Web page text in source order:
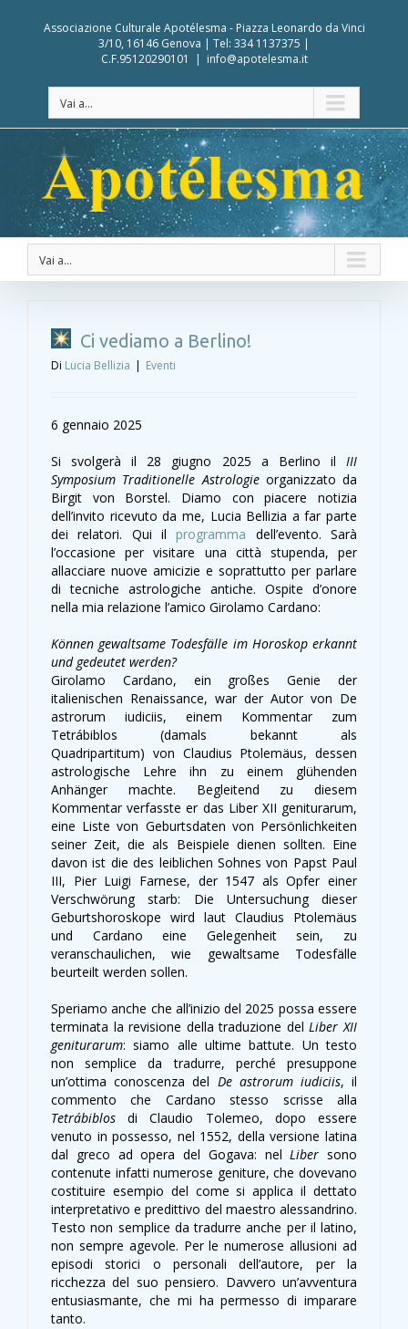
Associazione Culturale Apotélesma - Piazza Leonardo da Vinci
3/10, 16146 Genova | Tel: 334 1137375 |
C.F.95120290101
| info@apotelesma.it
Vai a...
Vai a...
Ci vediamo a Berlino!
Di Lucia Bellizia | Eventi
6 gennaio 2025
Si svolgerà il 28 giugno 2025 a Berlino il III
Symposium Traditionelle Astrologieorganizzato da
Birgit von Borstel. Diamo con piacere notizia
dell’invito ricevuto da me, Lucia Bellizia a far parte
dei relatori. Qui ilprogramma dell’evento. Sarà
l’occasione per visitare una città stupenda, per
allacciare nuove amicizie e soprattutto per parlare
di tecniche astrologiche antiche. Ospite d’onore
nella mia relazione l’amico Girolamo Cardano:
Können gewaltsame Todesfälle im Horoskop erkannt
und gedeutet werden?
Girolamo Cardano, ein großes Genie der
italienischen Renaissance, war der Autor von De
astrorum iudiciis, einem Kommentar zum
Tetrábiblos (damals bekannt als
Quadripartitum) von Claudius Ptolemäus, dessen
astrologische Lehre ihn zu einem glühenden
Anhänger machte. Begleitend zu diesem
Kommentar verfasste er das Liber XII geniturarum,
eine Liste von Geburtsdaten von Persönlichkeiten
seiner Zeit, die als Beispiele dienen sollten. Eine
davon ist die des leiblichen Sohnes von Papst Paul
III, Pier Luigi Farnese, der 1547 als Opfer einer
Verschwörung starb: Die Untersuchung dieser
Geburtshoroskope wird laut Claudius Ptolemäus
und Cardano eine Gelegenheit sein, zu
veranschaulichen, wie gewaltsame Todesfälle
beurteilt werden sollen.
Speriamo anche che all’inizio del 2025 possa essere
terminata la revisione della traduzione delLiber XII
geniturarum: siamo alle ultime battute. Un testo
non semplice da tradurre, perché presuppone
un’ottima conoscenza del De astrorum iudiciis, il
commento che Cardano stesso scrisse alla
Tetrábiblos di Claudio Tolemeo, dopo essere
venuto in possesso, nel 1552, della versione latina
dal greco ad opera del Gogava: nelLiber sono
contenute infatti numerose geniture, che dovevano
costituire esempio del come si applica il dettato
interpretativo e predittivo del maestro alessandrino.
Testo non semplice da tradurre anche per il latino,
non sempre agevole. Per le numerose allusioni ad
episodi storici o personali dell’autore, per la
ricchezza del suo pensiero. Davvero un’avventura
entusiasmante, che mi ha permesso di imparare
tanto.